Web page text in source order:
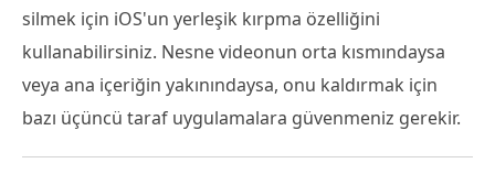
silmek için iOS'un yerleşik kırpma özelliğini
kullanabilirsiniz. Nesne videonun orta kısmındaysa
veya ana içeriğin yakınındaysa, onu kaldırmak için
bazı üçüncü taraf uygulamalara güvenmeniz gerekir.